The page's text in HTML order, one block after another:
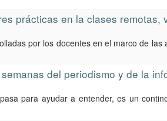
prácticas en la clases remotas,
por los docentes en el marco de
del periodismo y de la
para ayudar a entender, es un